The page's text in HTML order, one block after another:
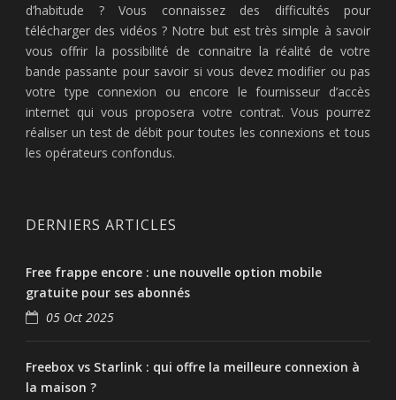
d’habitude ? Vous connaissez des difficultés pour
télécharger des vidéos ? Notre but est très simple à savoir
vous offrir la possibilité de connaitre la réalité de votre
bande passante pour savoir si vous devez modifier ou pas
votre type connexion ou encore le fournisseur d’accès
internet qui vous proposera votre contrat. Vous pourrez
réaliser un test de débit pour toutes les connexions et tous
les opérateurs confondus.
DERNIERS ARTICLES
Free frappe encore : une nouvelle option mobile
gratuite pour ses abonnés
05 Oct 2025
Freebox vs Starlink : qui offre la meilleure connexion à
la maison ?